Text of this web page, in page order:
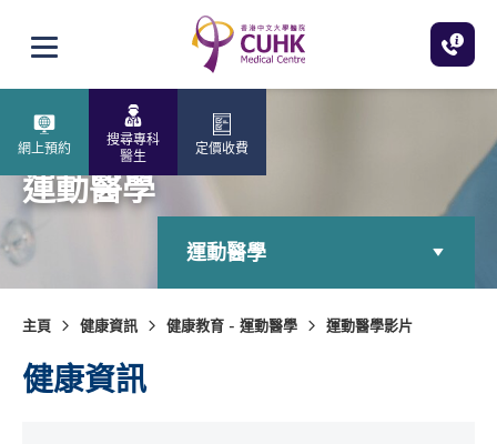
打開選單
網上預約
搜尋專科
醫生
定價收費
運動醫學
運動醫學
主頁 健康資訊 健康教育 - 運動醫學 運動醫學影片
健康資訊